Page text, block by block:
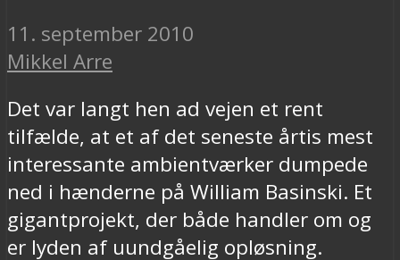
11. september 2010
Mikkel Arre
Det var langt hen ad vejen et rent
tilfælde, at et af det seneste årtis mest
interessante ambientværker dumpede
ned i hænderne på William Basinski. Et
gigantprojekt, der både handler om og
er lyden af uundgåelig opløsning.